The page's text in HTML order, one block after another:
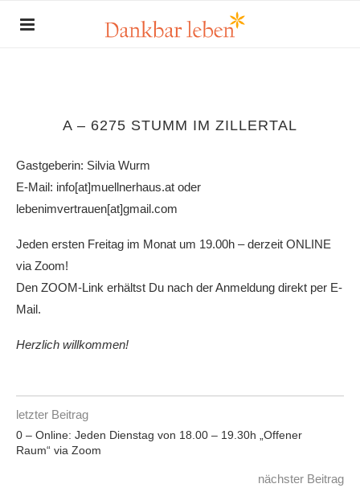
A – 6275 STUMM IM ZILLERTAL
Gastgeberin: Silvia Wurm
E-Mail: info[at]muellnerhaus.at oder
lebenimvertrauen[at]gmail.com
Jeden ersten Freitag im Monat um 19.00h – derzeit ONLINE
via Zoom!
Den ZOOM-Link erhältst Du nach der Anmeldung direkt per E-
Mail.
Herzlich willkommen!
letzter Beitrag
0 – Online: Jeden Dienstag von 18.00 – 19.30h „Offener
Raum“ via Zoom
nächster Beitrag